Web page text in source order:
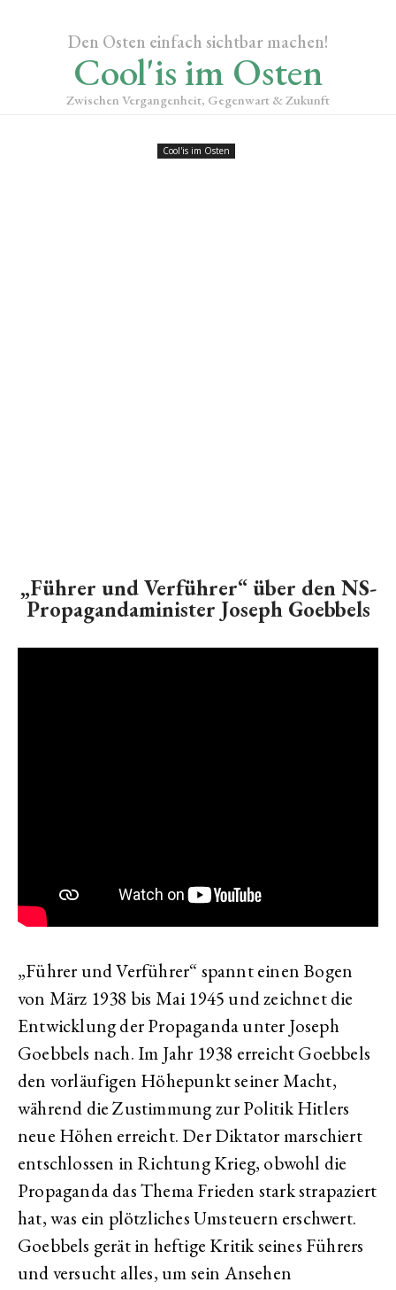
Den Osten einfach sichtbar machen!
Cool'is im Osten
Zwischen Vergangenheit, Gegenwart & Zukunft
Cool'is im Osten
„Führer und Verführer“ über den NS-
Propagandaminister Joseph Goebbels
„Führer und Verführer“ spannt einen Bogen
von März 1938 bis Mai 1945 und zeichnet die
Entwicklung der Propaganda unter Joseph
Goebbels nach. Im Jahr 1938 erreicht Goebbels
den vorläufigen Höhepunkt seiner Macht,
während die Zustimmung zur Politik Hitlers
neue Höhen erreicht. Der Diktator marschiert
entschlossen in Richtung Krieg, obwohl die
Propaganda das Thema Frieden stark strapaziert
hat, was ein plötzliches Umsteuern erschwert.
Goebbels gerät in heftige Kritik seines Führers
und versucht alles, um sein Ansehen